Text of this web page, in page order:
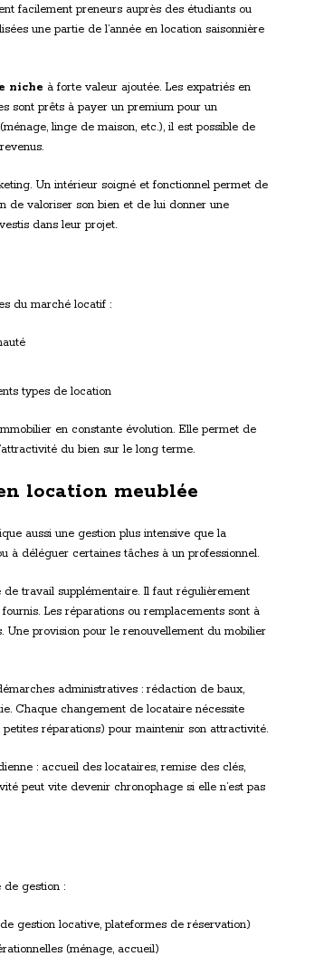
facilement preneurs auprès des étudiants ou
une partie de l’année en location saisonnière
niche à forte valeur ajoutée. Les expatriés en
sont prêts à payer un premium pour un
linge de maison, etc.), il est possible de
Un intérieur soigné et fonctionnel permet de
de valoriser son bien et de lui donner une
dans leur projet.
du marché locatif :
types de location
en constante évolution. Elle permet de
du bien sur le long terme.
location meublée
aussi une gestion plus intensive que la
à déléguer certaines tâches à un professionnel.
travail supplémentaire. Il faut régulièrement
Les réparations ou remplacements sont à
provision pour le renouvellement du mobilier
administratives : rédaction de baux,
Chaque changement de locataire nécessite
réparations) pour maintenir son attractivité.
: accueil des locataires, remise des clés,
peut vite devenir chronophage si elle n’est pas
de gestion :
gestion locative, plateformes de réservation)
(ménage, accueil)